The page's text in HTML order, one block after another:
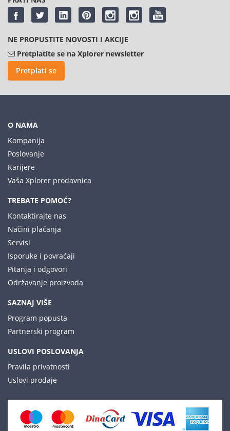
NE PROPUSTITE NOVOSTI I AKCIJE
Pretplatite se na Xplorer newsletter
Pretplati se
O NAMA
Kompanija
Poslovanje
Karijere
Vaša Xplorer prodavnica
TREBATE POMOĆ?
Kontaktirajte nas
Načini plaćanja
Servisi
Isporuke i povraćaji
Pitanja i odgovori
Održavanje proizvoda
SAZNAJ VIŠE
Program popusta
Partnerski program
USLOVI POSLOVANJA
Pravila privatnosti
Uslovi prodaje